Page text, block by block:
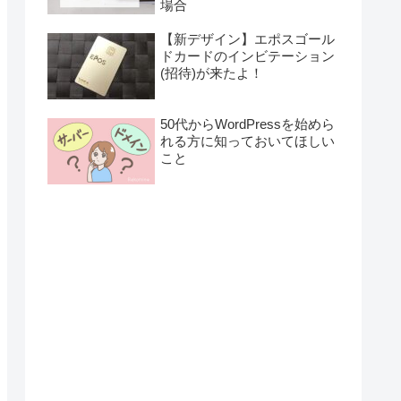
場合
【新デザイン】エポスゴール
ドカードのインビテーション
(招待)が来たよ！
50代からWordPressを始めら
れる方に知っておいてほしい
こと